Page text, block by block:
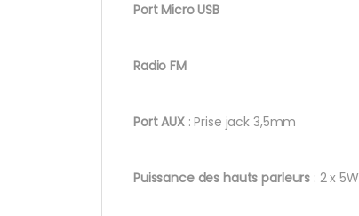
Port Micro USB
Radio FM
Port AUX: Prise jack 3,5mm
Puissance des hauts parleurs : 2 x 5W